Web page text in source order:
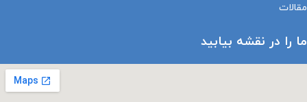
مقالات
ما را در نقشه بیابید